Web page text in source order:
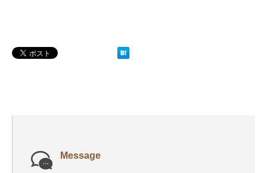
Message